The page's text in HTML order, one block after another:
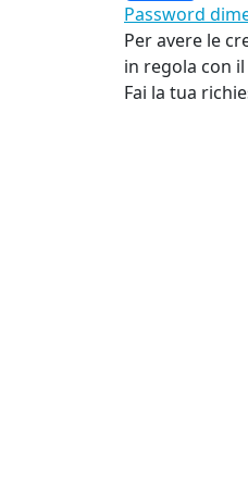
Password
Per avere le
in regola con
Fai la tua